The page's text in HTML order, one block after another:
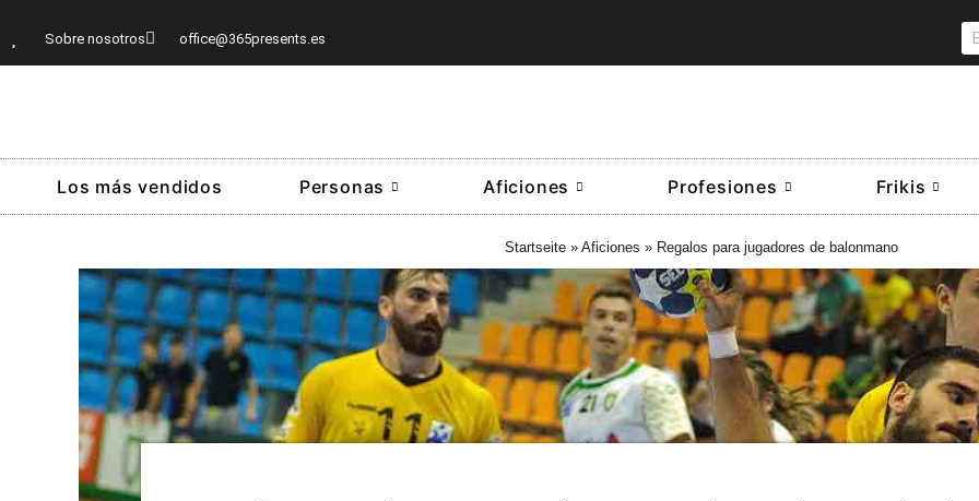
Sobre nosotros office@365presents.es
Los más vendidos Personas Aficiones Profesiones Frikis
Startseite » Aficiones » Regalos para jugadores de balonmano